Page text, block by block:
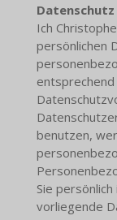
Datenschutz
Ich
persönlichen
benutzen,
Sie
vorliegende